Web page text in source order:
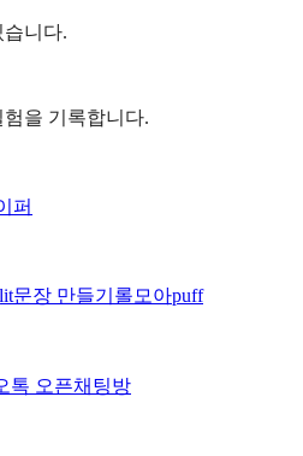
니다.
을 기록합니다.
퍼
문장 만들기 롤모아puff
톡 오픈채팅방